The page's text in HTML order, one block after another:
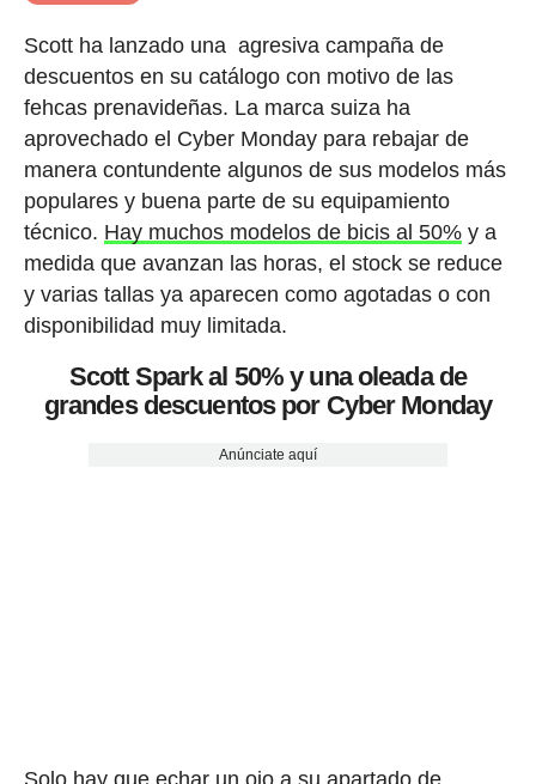
Scott ha lanzado una agresiva campaña de
descuentos en su catálogo con motivo de las
fehcas prenavideñas. La marca suiza ha
aprovechado el Cyber Monday para rebajar de
manera contundente algunos de sus modelos más
populares y buena parte de su equipamiento
técnico. Hay muchos modelos de bicis al 50%y a
medida que avanzan las horas, el stock se reduce
y varias tallas ya aparecen como agotadas o con
disponibilidad muy limitada.
Scott Spark al 50% y una oleada de
grandes descuentos por Cyber Monday
Anúnciate aquí
Solo hay que echar un ojo a su apartado de